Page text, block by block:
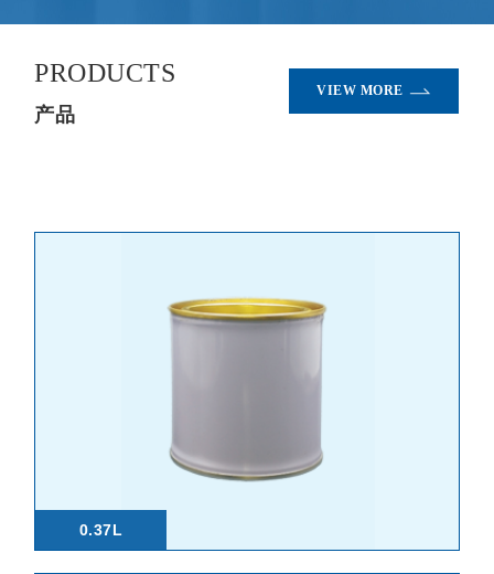
PRODUCTS
产品
VIEW MORE
0.37L